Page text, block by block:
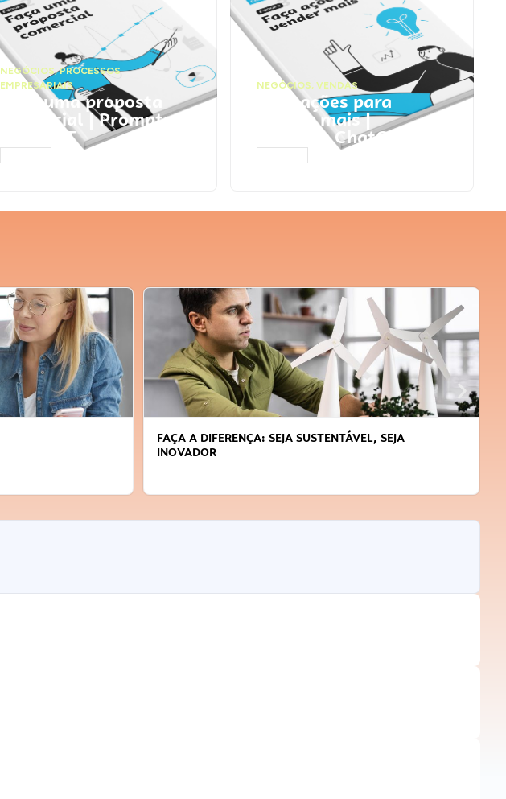
NEGÓCIOS,PROCESSOS
EMPRESARIAIS
Faça uma proposta
comercial | Prompts
ChatGPT
NEGÓCIOS, VENDAS
Faça ações para
vender mais |
Prompts ChatGPT
FAÇA A DIFERENÇA: SEJA SUSTENTÁVEL, SEJA
INOVADOR